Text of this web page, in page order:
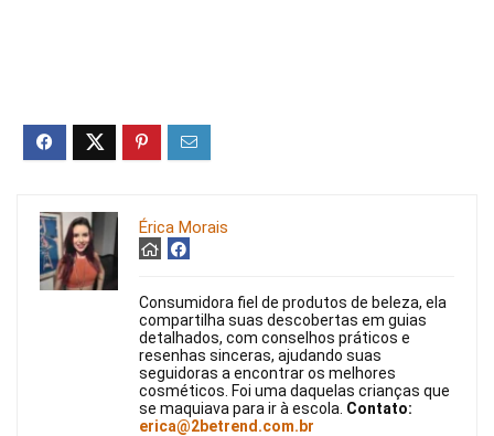
Érica Morais
Consumidora fiel de produtos de beleza, ela
compartilha suas descobertas em guias
detalhados, com conselhos práticos e
resenhas sinceras, ajudando suas
seguidoras a encontrar os melhores
cosméticos. Foi uma daquelas crianças que
se maquiava para ir à escola. Contato:
erica@2betrend.com.br